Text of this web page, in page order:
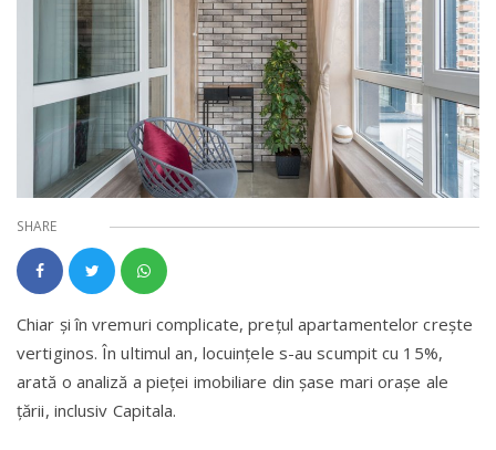
SHARE
Chiar şi în vremuri complicate, preţul apartamentelor crește
vertiginos. În ultimul an, locuințele s-au scumpit cu 15%,
arată o analiză a pieţei imobiliare din șase mari orașe ale
țării, inclusiv Capitala.